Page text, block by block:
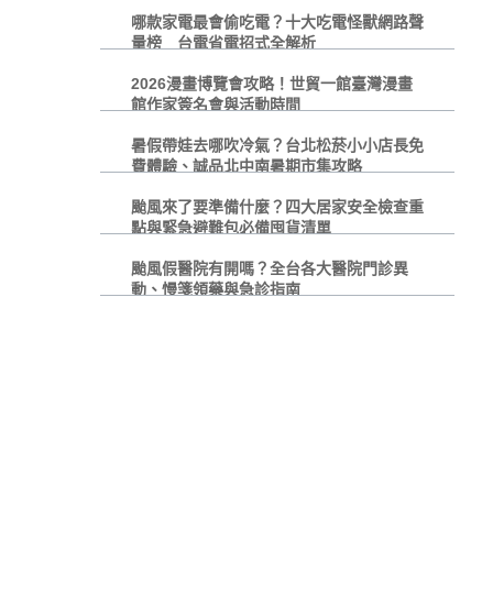
哪款家電最會偷吃電？十大吃電怪獸網路聲
量榜 台電省電招式全解析
2026漫畫博覽會攻略！世貿一館臺灣漫畫
館作家簽名會與活動時間
暑假帶娃去哪吹冷氣？台北松菸小小店長免
費體驗、誠品北中南暑期市集攻略
颱風來了要準備什麼？四大居家安全檢查重
點與緊急避難包必備囤貨清單
颱風假醫院有開嗎？全台各大醫院門診異
動、慢箋領藥與急診指南